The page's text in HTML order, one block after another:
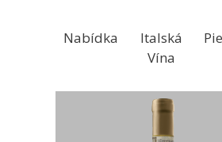
Nabídka
Italská
Vína